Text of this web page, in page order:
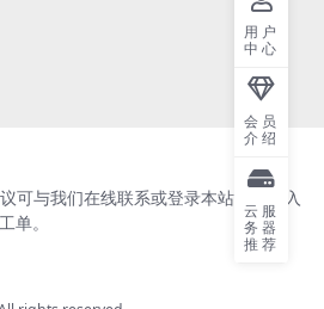
可与我们在线联系或登录本站账号进入
单。
用户
中心
会员
介绍
云服
务器
推荐